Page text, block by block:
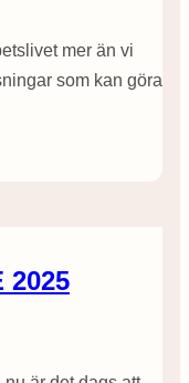
mer än vi
som kan göra
2025